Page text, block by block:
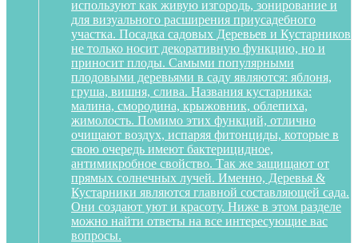
используют как живую изгородь, зонирование и
для визуального расширения приусадебного
участка. Посадка садовых Деревьев и Кустарников
не только носит декоративную функцию, но и
приносит плоды. Самыми популярными
плодовыми деревьями в саду являются: яблоня,
груша, вишня, слива. Названия кустарника:
малина, смородина, крыжовник, облепиха,
жимолость. Помимо этих функций, отлично
очищают воздух, испаряя фитонциды, которые в
свою очередь имеют бактерицидное,
антимикробное свойство. Так же защищают от
прямых солнечных лучей. Именно, Деревья &
Кустарники являются главной составляющей сада.
Они создают уют и красоту. Ниже в этом разделе
можно найти ответы на все интересующие вас
вопросы.